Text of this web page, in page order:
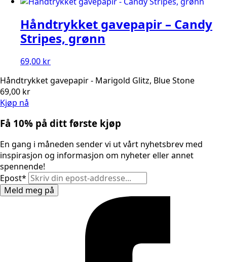
Håndtrykket gavepapir – Candy
Stripes, grønn
69,00 kr
Håndtrykket gavepapir - Marigold Glitz, Blue Stone
69,00 kr
Kjøp nå
Få 10% på ditt første kjøp
En gang i måneden sender vi ut vårt nyhetsbrev med
inspirasjon og informasjon om nyheter eller annet
spennende!
Epost*
Meld meg på